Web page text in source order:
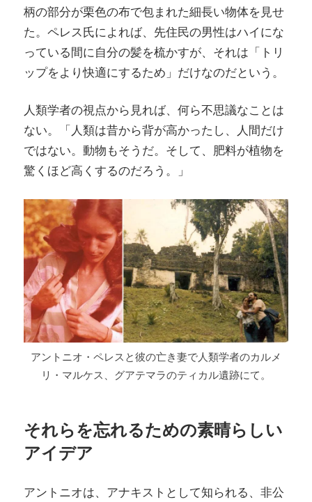
柄の部分が栗色の布で包まれた細長い物体を見せ
た。ペレス氏によれば、先住民の男性はハイにな
っている間に自分の髪を梳かすが、それは「トリ
ップをより快適にするため」だけなのだという。
人類学者の視点から見れば、何ら不思議なことは
ない。「人類は昔から背が高かったし、人間だけ
ではない。動物もそうだ。そして、肥料が植物を
驚くほど高くするのだろう。」
アントニオ・ペレスと彼の亡き妻で人類学者のカルメ
リ・マルケス、グアテマラのティカル遺跡にて。
それらを忘れるための素晴らしい
アイデア
アントニオは、アナキストとして知られる、非公